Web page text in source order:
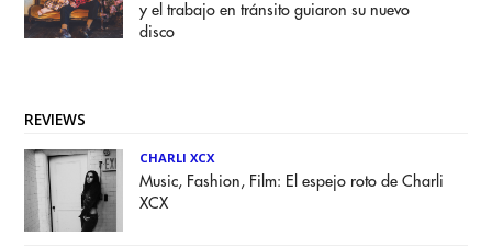
y el trabajo en tránsito guiaron su nuevo
disco
REVIEWS
CHARLI XCX
Music, Fashion, Film: El espejo roto de Charli
XCX